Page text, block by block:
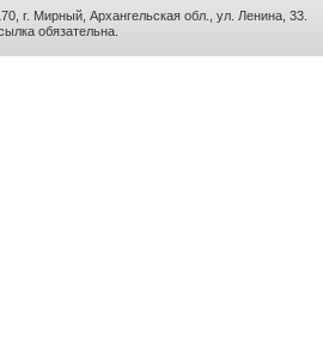
г. Мирный, Архангельская обл., ул. Ленина, 33.
обязательна.